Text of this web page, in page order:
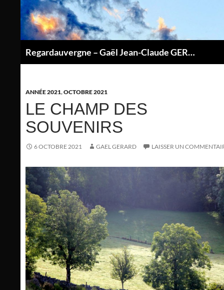
contenu
Regardauvergne – Gaël Jean-Claude GERARD
ANNÉE 2021,OCTOBRE 2021
LE CHAMP DES
SOUVENIRS
6 OCTOBRE 2021 GAEL GERARD LAISSER UN